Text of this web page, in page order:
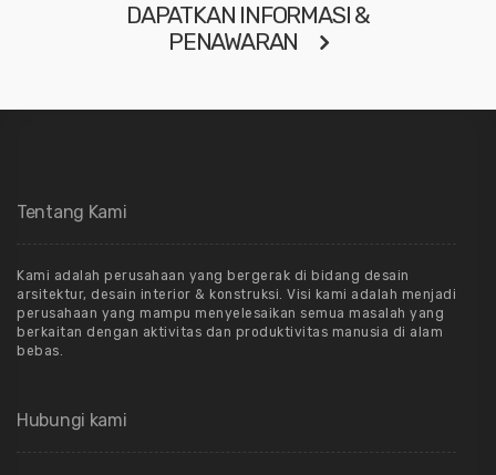
DAPATKAN INFORMASI &
PENAWARAN
Tentang Kami
Kami adalah perusahaan yang bergerak di bidang desain
arsitektur, desain interior & konstruksi. Visi kami adalah menjadi
perusahaan yang mampu menyelesaikan semua masalah yang
berkaitan dengan aktivitas dan produktivitas manusia di alam
bebas.
Hubungi kami